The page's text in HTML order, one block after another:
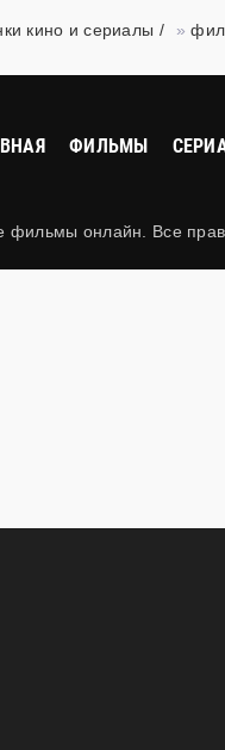
кино и сериалы »
ФИЛЬМЫ
фильмы онлайн. Все